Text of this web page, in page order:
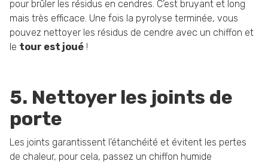
pour brûler les résidus en cendres. C’est bruyant et long
mais très efficace. Une fois la pyrolyse terminée, vous
pouvez nettoyer les résidus de cendre avec un chiffon et
le tour est joué !
5. Nettoyer les joints de
porte
Les joints garantissent l’étanchéité et évitent les pertes
de chaleur, pour cela, passez un chiffon humide